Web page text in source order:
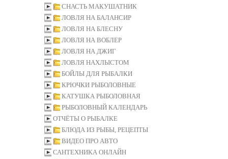
СНАСТЬ МАКУШАТНИК
ЛОВЛЯ НА БАЛАНСИР
ЛОВЛЯ НА БЛЕСНУ
ЛОВЛЯ НА ВОБЛЕР
ЛОВЛЯ НА ДЖИГ
ЛОВЛЯ НАХЛЫСТОМ
БОЙЛЫ ДЛЯ РЫБАЛКИ
КРЮЧКИ РЫБОЛОВНЫЕ
КАТУШКА РЫБОЛОВНАЯ
РЫБОЛОВНЫЙ КАЛЕНДАРЬ
ОТЧЁТЫ О РЫБАЛКЕ
БЛЮДА ИЗ РЫБЫ, РЕЦЕПТЫ
ВИДЕО ПРО АВТО
САНТЕХНИКА ОНЛАЙН